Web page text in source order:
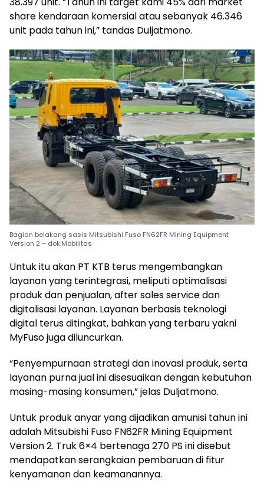
share kendaraan komersial atau sebanyak 46.346
unit pada tahun ini,” tandas Duljatmono.
Bagian belakang sasis Mitsubishi Fuso FN62FR Mining Equipment
Version 2 – dok.Mobilitas
Untuk itu akan PT KTB terus mengembangkan
layanan yang terintegrasi, meliputi optimalisasi
produk dan penjualan, after sales service dan
digitalisasi layanan. Layanan berbasis teknologi
digital terus ditingkat, bahkan yang terbaru yakni
MyFuso juga diluncurkan.
“Penyempurnaan strategi dan inovasi produk, serta
layanan purna jual ini disesuaikan dengan kebutuhan
masing-masing konsumen,” jelas Duljatmono.
Untuk produk anyar yang dijadikan amunisi tahun ini
adalah Mitsubishi Fuso FN62FR Mining Equipment
Version 2. Truk 6×4 bertenaga 270 PS ini disebut
mendapatkan serangkaian pembaruan di fitur
kenyamanan dan keamanannya.